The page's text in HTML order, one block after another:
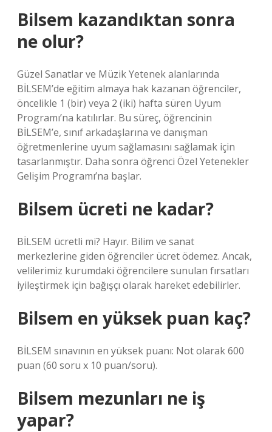
Bilsem kazandıktan sonra
ne olur?
Güzel Sanatlar ve Müzik Yetenek alanlarında
BİLSEM’de eğitim almaya hak kazanan öğrenciler,
öncelikle 1 (bir) veya 2 (iki) hafta süren Uyum
Programı’na katılırlar. Bu süreç, öğrencinin
BİLSEM’e, sınıf arkadaşlarına ve danışman
öğretmenlerine uyum sağlamasını sağlamak için
tasarlanmıştır. Daha sonra öğrenci Özel Yetenekler
Gelişim Programı’na başlar.
Bilsem ücreti ne kadar?
BİLSEM ücretli mi? Hayır. Bilim ve sanat
merkezlerine giden öğrenciler ücret ödemez. Ancak,
velilerimiz kurumdaki öğrencilere sunulan fırsatları
iyileştirmek için bağışçı olarak hareket edebilirler.
Bilsem en yüksek puan kaç?
BİLSEM sınavının en yüksek puanı: Not olarak 600
puan (60 soru x 10 puan/soru).
Bilsem mezunları ne iş
yapar?